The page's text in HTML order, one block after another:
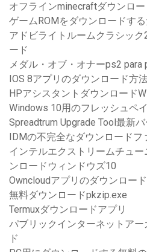
オフラインminecraftダウンロ
ゲームROMをダウンロードす
アドビライトルームクラシッ
ード
メダル・オブ・オナーps2 para
IOS 8アプリのダウンロード方
HPアシスタントダウンロード
Windows 10用のフレッシュペ
Spreadtrum Upgrade Tool最新
IDMの不完全なダウンロード
インテルエクストリームチュ
ンロードウィンドウズ10
Owncloudアプリのダウンロー
無料ダウンロードpkzip.exe
Termuxダウンロードアプリ
パブリックインターネットア
ド